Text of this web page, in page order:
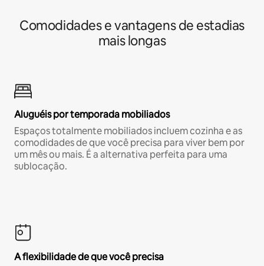
Comodidades e vantagens de estadias
mais longas
Aluguéis por temporada mobiliados
Espaços totalmente mobiliados incluem cozinha e as
comodidades de que você precisa para viver bem por
um mês ou mais. É a alternativa perfeita para uma
sublocação.
A flexibilidade de que você precisa